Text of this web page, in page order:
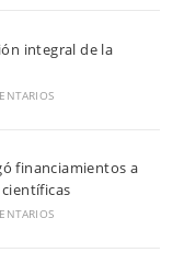
integral de la
financiamientos a